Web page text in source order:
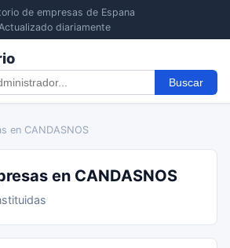
de empresas de Espana
diariamente
Buscar
en CANDASNOS
en CANDASNOS